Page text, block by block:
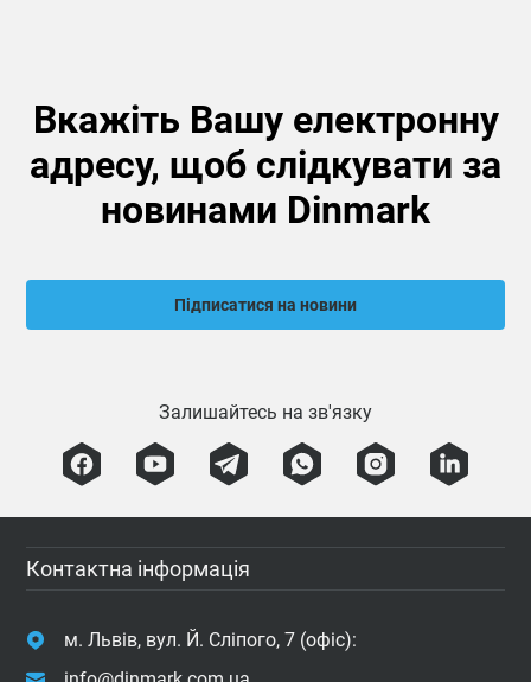
Вкажіть Вашу електронну
адресу, щоб слідкувати за
новинами Dinmark
Підписатися на новини
Залишайтесь на зв'язку
Контактна інформація
м. Львів, вул. Й. Сліпого, 7 (офіс):